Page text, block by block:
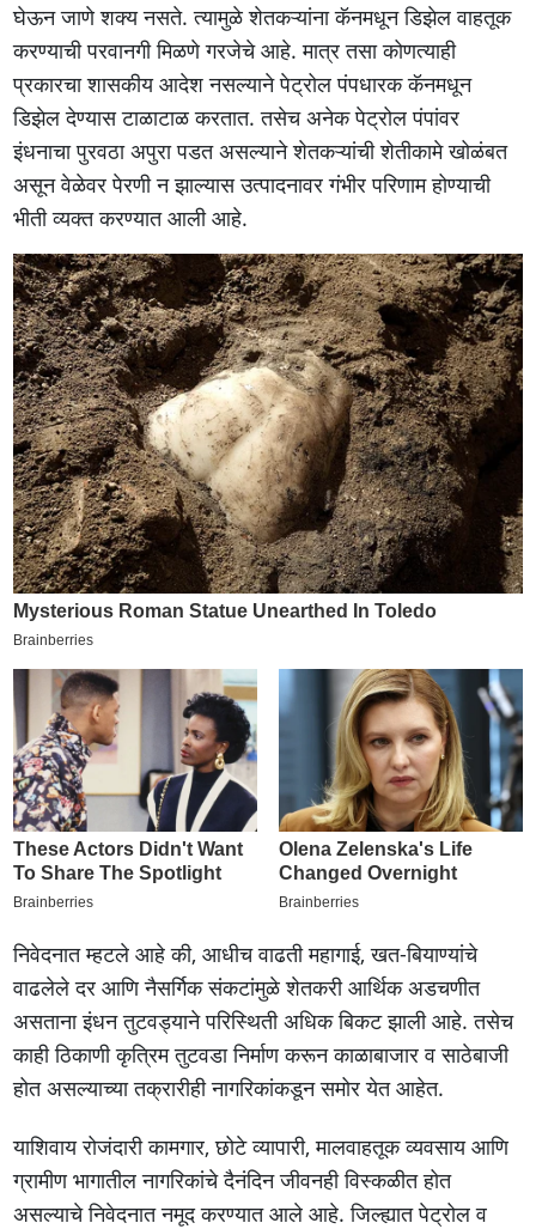
घेऊन जाणे शक्य नसते. त्यामुळे शेतकऱ्यांना कॅनमधून डिझेल वाहतूक
करण्याची परवानगी मिळणे गरजेचे आहे. मात्र तसा कोणत्याही
प्रकारचा शासकीय आदेश नसल्याने पेट्रोल पंपधारक कॅनमधून
डिझेल देण्यास टाळाटाळ करतात. तसेच अनेक पेट्रोल पंपांवर
इंधनाचा पुरवठा अपुरा पडत असल्याने शेतकऱ्यांची शेतीकामे खोळंबत
असून वेळेवर पेरणी न झाल्यास उत्पादनावर गंभीर परिणाम होण्याची
भीती व्यक्त करण्यात आली आहे.
निवेदनात म्हटले आहे की, आधीच वाढती महागाई, खत-बियाण्यांचे
वाढलेले दर आणि नैसर्गिक संकटांमुळे शेतकरी आर्थिक अडचणीत
असताना इंधन तुटवड्याने परिस्थिती अधिक बिकट झाली आहे. तसेच
काही ठिकाणी कृत्रिम तुटवडा निर्माण करून काळाबाजार व साठेबाजी
होत असल्याच्या तक्रारीही नागरिकांकडून समोर येत आहेत.
याशिवाय रोजंदारी कामगार, छोटे व्यापारी, मालवाहतूक व्यवसाय आणि
ग्रामीण भागातील नागरिकांचे दैनंदिन जीवनही विस्कळीत होत
असल्याचे निवेदनात नमूद करण्यात आले आहे. जिल्ह्यात पेट्रोल व